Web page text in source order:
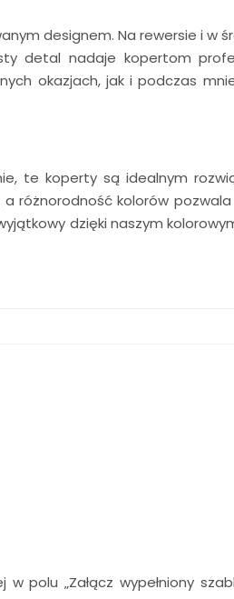
designem. Na rewersie i w
detal nadaje kopertom
okazjach, jak i podczas
te koperty są idealnym
różnorodność kolorów
dzięki naszym
polu „Załącz wypełniony